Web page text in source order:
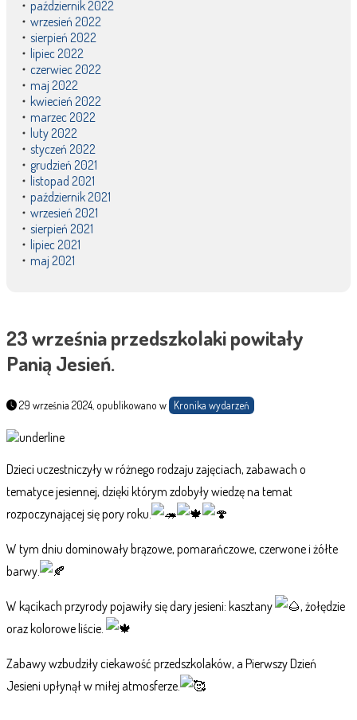
październik 2022
wrzesień 2022
sierpień 2022
lipiec 2022
czerwiec 2022
maj 2022
kwiecień 2022
marzec 2022
luty 2022
styczeń 2022
grudzień 2021
listopad 2021
październik 2021
wrzesień 2021
sierpień 2021
lipiec 2021
maj 2021
23 września przedszkolaki powitały
Panią Jesień.
29 września 2024, opublikowano w Kronika wydarzeń
Dzieci uczestniczyły w różnego rodzaju zajęciach, zabawach o
tematyce jesiennej, dzięki którym zdobyły wiedzę na temat
rozpoczynającej się pory roku.
W tym dniu dominowały brązowe, pomarańczowe, czerwone i żółte
barwy.
W kącikach przyrody pojawiły się dary jesieni: kasztany
, żołędzie
oraz kolorowe liście.
Zabawy wzbudziły ciekawość przedszkolaków, a Pierwszy Dzień
Jesieni upłynął w miłej atmosferze.